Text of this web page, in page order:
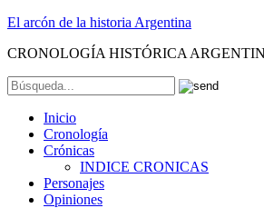
El arcón de la historia Argentina
CRONOLOGÍA HISTÓRICA
Inicio
Cronología
Crónicas
INDICE CRONICAS
Personajes
Opiniones